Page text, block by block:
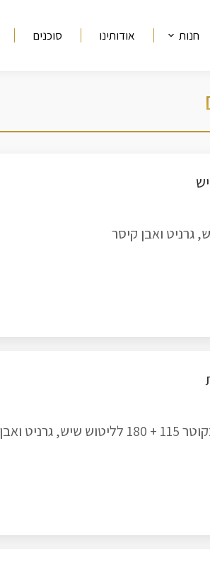
חנות אודותינו סוכנים
ואבן קיסר.